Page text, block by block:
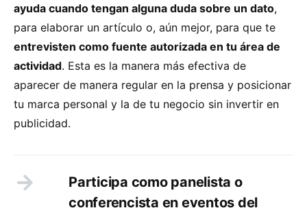
ayuda cuando tengan alguna duda sobre un dato,
para elaborar un artículo o, aún mejor, para que te
entrevisten como fuente autorizada en tu área de
actividad. Esta es la manera más efectiva de
aparecer de manera regular en la prensa y posicionar
tu marca personal y la de tu negocio sin invertir en
publicidad.
Participa como panelista o
conferencista en eventos del